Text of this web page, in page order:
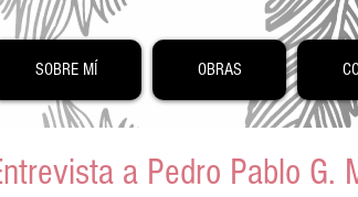
SOBRE MÍ OBRAS
a Pedro Pablo G.